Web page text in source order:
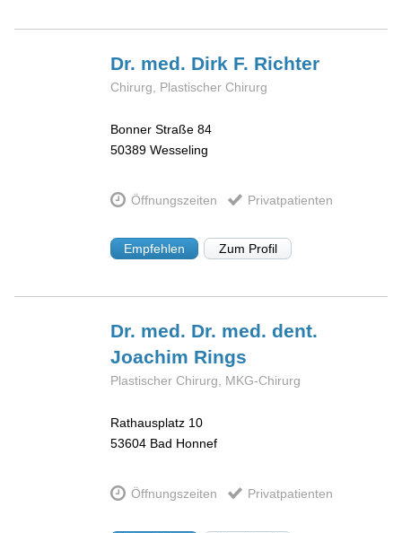
Dr. med. Dirk F. Richter
Chirurg, Plastischer Chirurg
Bonner Straße 84
50389 Wesseling
Öffnungszeiten Privatpatienten
Empfehlen Zum Profil
Dr. med. Dr. med. dent.
Joachim Rings
Plastischer Chirurg, MKG-Chirurg
Rathausplatz 10
53604 Bad Honnef
Öffnungszeiten Privatpatienten